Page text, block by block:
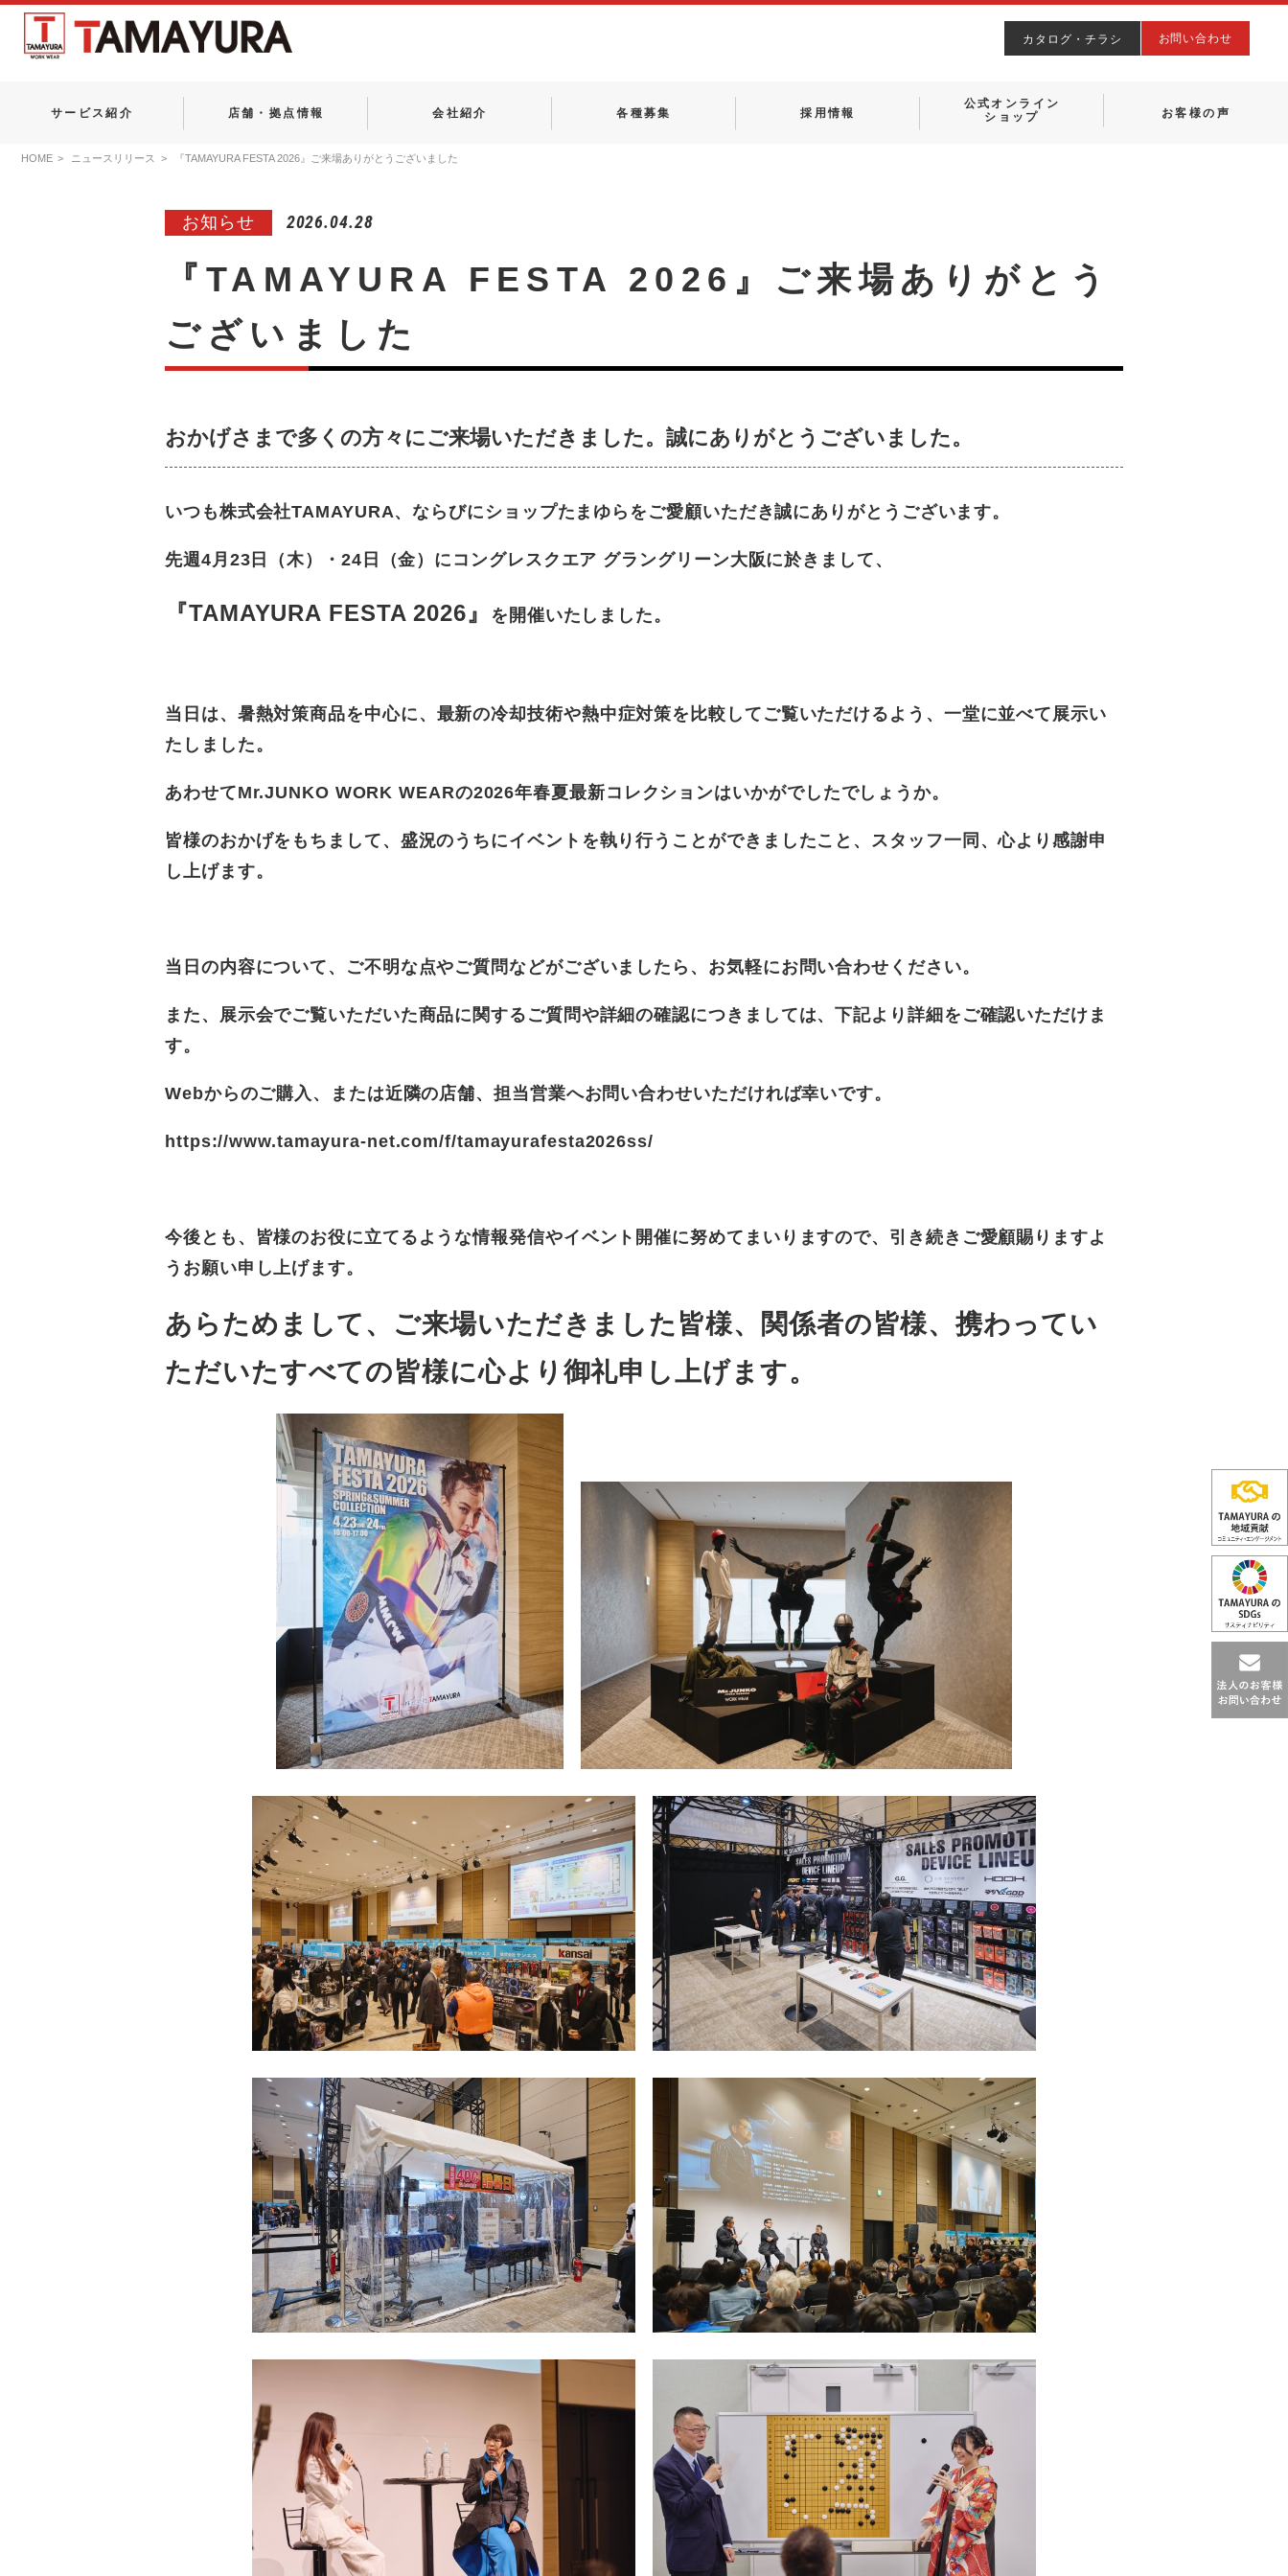
カタログ・チラシ お問い合わせ
サービス紹介 店舗・拠点情報 会社紹介 各種募集 採用情報
公式オンライン
ショップ
お客様の声
HOME ニュースリリース 『TAMAYURA FESTA 2026』ご来場ありがとうございました
お知らせ 2026.04.28
『TAMAYURA FESTA 2026』ご来場ありがとう
ございました
おかげさまで多くの方々にご来場いただきました。誠にありがとうございました。
いつも株式会社TAMAYURA、ならびにショップたまゆらをご愛顧いただき誠にありがとうございます。
先週4月23日（木）・24日（金）にコングレスクエア グラングリーン大阪に於きまして、
『TAMAYURA FESTA 2026』 を開催いたしました。
当日は、暑熱対策商品を中心に、最新の冷却技術や熱中症対策を比較してご覧いただけるよう、 一堂に並べて展示い
たしました。
あわせてMr.JUNKO WORK WEARの2026年春夏最新コレクションはいかがでしたでしょうか。
皆様のおかげをもちまして、盛況のうちにイベントを執り行うことができましたこと、スタッフ一同、心より感謝申
し上げます。
当日の内容について、ご不明な点やご質問などがございましたら、お気軽にお問い合わせください。
また、展示会でご覧いただいた商品に関するご質問や詳細の確認につきましては、下記より詳細をご確認いただけま
す。
Webからのご購入、または近隣の店舗、担当営業へお問い合わせいただければ幸いです。
https://www.tamayura-net.com/f/tamayurafesta2026ss/
今後とも、皆様のお役に立てるような情報発信やイベント開催に努めてまいりますので、引き続きご愛顧賜りますよ
うお願い申し上げます。
あらためまして、ご来場いただきました皆様、関係者の皆様、携わってい
ただいたすべての皆様に心より御礼申し上げます。